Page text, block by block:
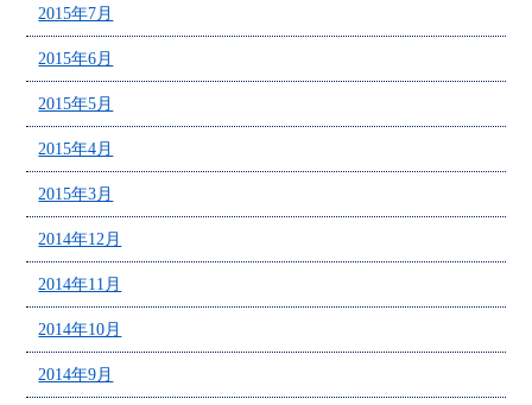
2015年7月
2015年6月
2015年5月
2015年4月
2015年3月
2014年12月
2014年11月
2014年10月
2014年9月